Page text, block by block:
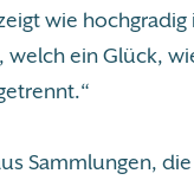
wie
welch ein Glück,
Sammlungen,